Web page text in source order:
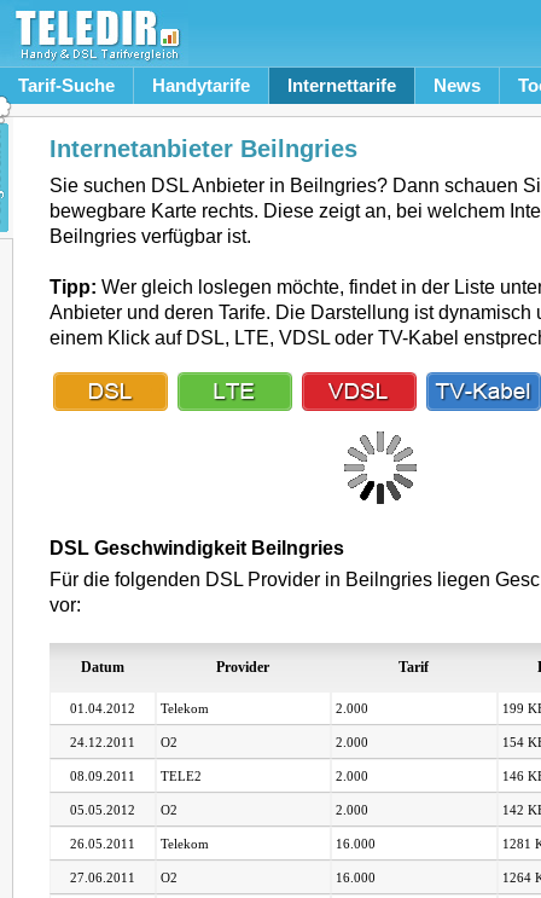
Tarif-Suche Handytarife Internettarife News
Internetanbieter Beilngries
Sie suchen DSL Anbieter in Beilngries? Dann schauen
bewegbare Karte rechts. Diese zeigt an, bei welchem
Beilngries verfügbar ist.
Tipp: Wer gleich loslegen möchte, findet in der Liste
Anbieter und deren Tarife. Die Darstellung ist dynamisch
einem Klick auf DSL, LTE, VDSL oder TV-Kabel
DSL Geschwindigkeit Beilngries
Für die folgenden DSL Provider in Beilngries liegen
vor:
Datum Provider Tarif
01.04.2012 Telekom 2.000 199
24.12.2011 O2 2.000 154
08.09.2011 TELE2 2.000 146
05.05.2012 O2 2.000 142
26.05.2011 Telekom 16.000 1281
27.06.2011 O2 16.000 1264